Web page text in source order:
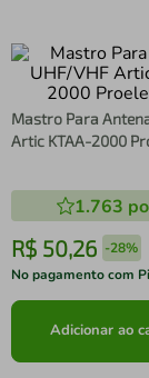
Mastro Para
Artic KTAA-2000
1.763
R$ 50,26 -28%
No pagamento com
Adicionar ao